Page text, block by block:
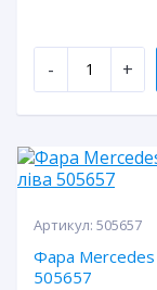
- +
Артикул: 505657
Фара Mercedes
505657